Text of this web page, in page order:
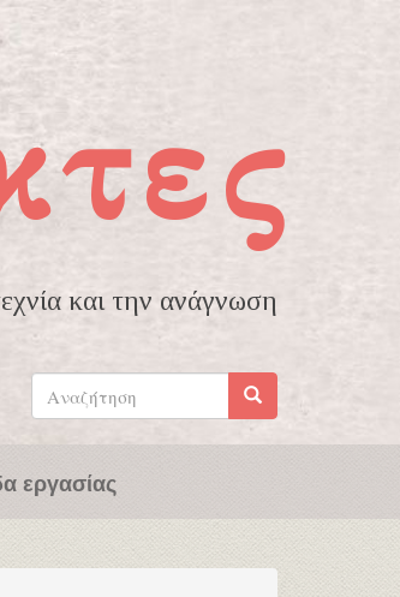
και την ανάγνωση
Φόρμα
αναζήτησης
Αναζήτηση
εργασίας